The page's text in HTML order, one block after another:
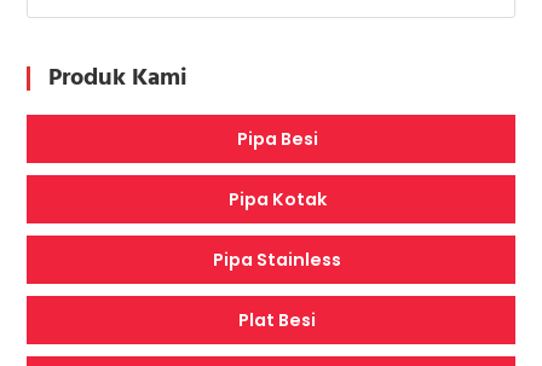
Produk Kami
Pipa Besi
Pipa Kotak
Pipa Stainless
Plat Besi